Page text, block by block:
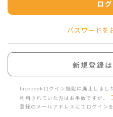
ロ
パスワードを
新規登録
facebookログイン機能は廃止しまし
利用されていた方はお手数ですが、
登録のメールアドレスにてログイン